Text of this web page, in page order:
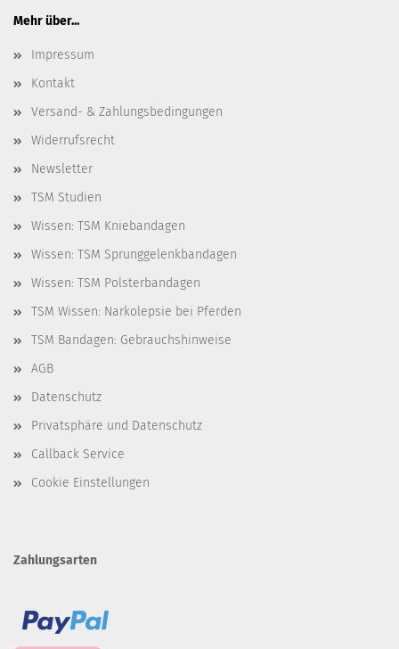
Mehr über...
Impressum
Kontakt
Versand- & Zahlungsbedingungen
Widerrufsrecht
Newsletter
TSM Studien
Wissen: TSM Kniebandagen
Wissen: TSM Sprunggelenkbandagen
Wissen: TSM Polsterbandagen
TSM Wissen: Narkolepsie bei Pferden
TSM Bandagen: Gebrauchshinweise
AGB
Datenschutz
Privatsphäre und Datenschutz
Callback Service
Cookie Einstellungen
Zahlungsarten